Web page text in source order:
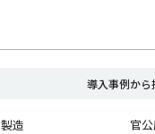
導入事例から
製造
官